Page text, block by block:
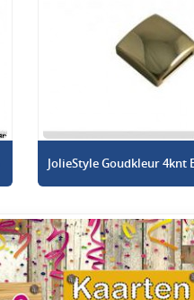
JolieStyle Goudkleur 4knt